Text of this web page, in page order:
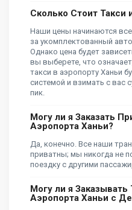
Сколько Стоит Такси
Наши цены начинаются
за укомплектованный
Однако цена будет
вы выберете, что
такси в аэропорту Ханьи
системой и взимать с вас
пик.
Могу ли я Заказать
Аэропорта Ханьи?
Да, конечно. Все наши
приватны; мы никогда не
поездку с другими
Могу ли я
Аэропорта Ханьи с